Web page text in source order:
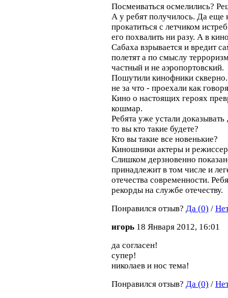
Посмеиваться осмелились?
А у ребят получилось. Да еще
прокатиться с летчиком
его похвалить ни разу. А в
Сабаха взрывается и вредит
полетят а по смыслу
частный и не аэропортовский.
Пошутили кинофники скверно.
не за что - проехали как
Кино о настоящих героях
кошмар.
Ребята уже устали
то вы кто такие будете?
Кто вы такие все новенькие?
Киношники актеры и
Слишком дерзновенно
принадлежит в том числе и
отечества современности.
рекорды на службе отечеству.
Понравился отзыв? Да (0) /
игорь 18 Января 2012, 16:01
да согласен!
супер!
николаев и нос тема!
Понравился отзыв? Да (0) /